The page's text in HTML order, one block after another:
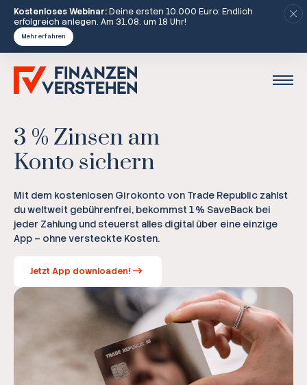
Kostenloses Webinar:Deine ersten 10.000 Euro: Endlich
erfolgreich anlegen. Am 31.08. um 18 Uhr!
Mehr erfahren
3 % Zinsen am
Konto sichern
Mit dem kostenlosen Girokonto von Trade Republic zahlst
du weltweit gebührenfrei, bekommst 1 % SaveBack bei
jeder Zahlung und steuerst alles digital über eine einzige
App – ohne versteckte Kosten.
Jetzt App downloaden!